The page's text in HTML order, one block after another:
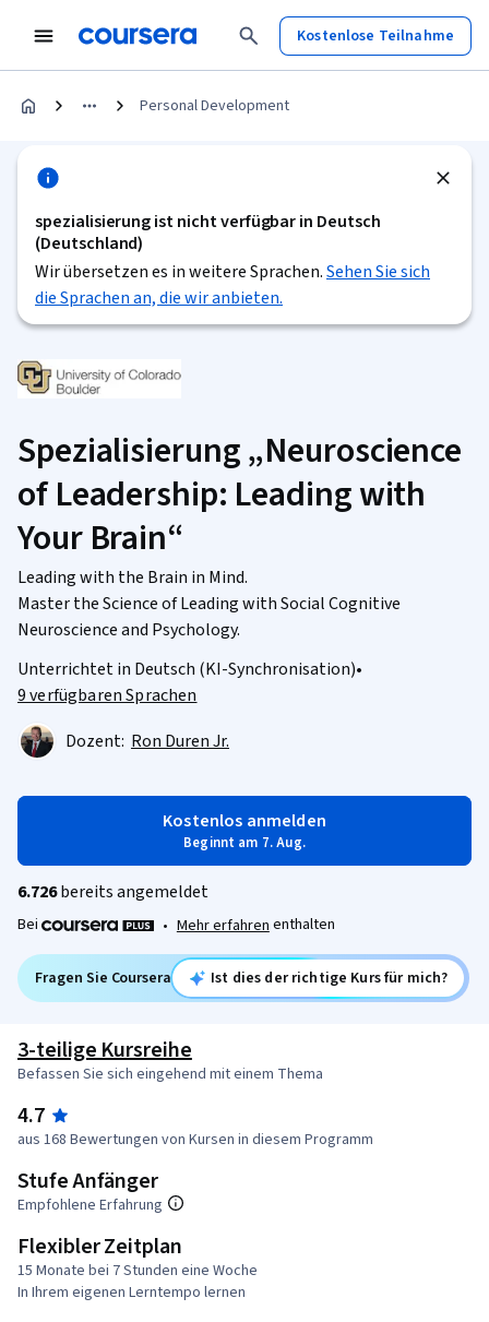
Kostenlose Teilnahme
Personal Development
spezialisierung ist nicht verfügbar in Deutsch
(Deutschland)
Wir übersetzen es in weitere Sprachen.Sehen Sie sich
die Sprachen an, die wir anbieten.
Spezialisierung „Neuroscience
of Leadership: Leading with
Your Brain“
Leading with the Brain in Mind.
Master the Science of Leading with Social Cognitive
Neuroscience and Psychology.
Unterrichtet in Deutsch (KI-Synchronisation)•
9 verfügbaren Sprachen
Dozent: Ron Duren Jr.
Kostenlos anmelden
Beginnt am 7. Aug.
6.726bereits angemeldet
Bei • Mehr erfahren enthalten
Fragen Sie Coursera Ist dies der richtige Kurs für mich?
3-teilige Kursreihe
Befassen Sie sich eingehend mit einem Thema
4.7
aus 168 Bewertungen von Kursen in diesem Programm
Stufe Anfänger
Empfohlene Erfahrung
Flexibler Zeitplan
15 Monate bei 7 Stunden eine Woche
In Ihrem eigenen Lerntempo lernen